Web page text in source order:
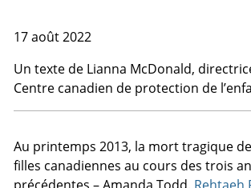
17 août 2022
Un texte de Lianna McDonald,
Centre canadien de protection de
Au printemps 2013, la mort tragique
filles canadiennes au cours des trois